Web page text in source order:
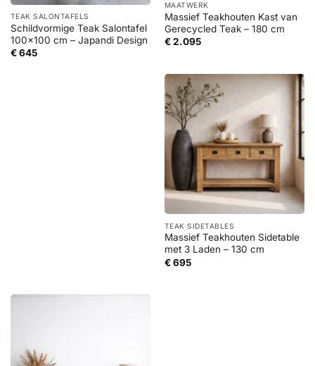
TEAK SALONTAFELS
Schildvormige Teak Salontafel
100×100 cm – Japandi Design
€645
MAATWERK
Massief Teakhouten Kast van
Gerecycled Teak – 180 cm
€2.095
TEAK SIDETABLES
Massief Teakhouten Sidetable
met 3 Laden – 130 cm
€695